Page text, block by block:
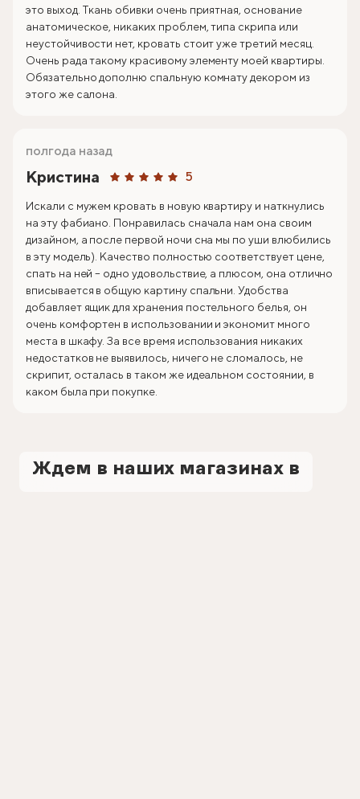
это выход. Ткань обивки очень приятная, основание
анатомическое, никаких проблем, типа скрипа или
неустойчивости нет, кровать стоит уже третий месяц.
Очень рада такому красивому элементу моей квартиры.
Обязательно дополню спальную комнату декором из
этого же салона.
Кристина 5
полгода назад
Искали с мужем кровать в новую квартиру и наткнулись
на эту фабиано. Понравилась сначала нам она своим
дизайном, а после первой ночи сна мы по уши влюбились
в эту модель). Качество полностью соответствует цене,
спать на ней – одно удовольствие, а плюсом, она отлично
вписывается в общую картину спальни. Удобства
добавляет ящик для хранения постельного белья, он
очень комфортен в использовании и экономит много
места в шкафу. За все время использования никаких
недостатков не выявилось, ничего не сломалось, не
скрипит, осталась в таком же идеальном состоянии, в
каком была при покупке.
Ждем в наших магазинах в